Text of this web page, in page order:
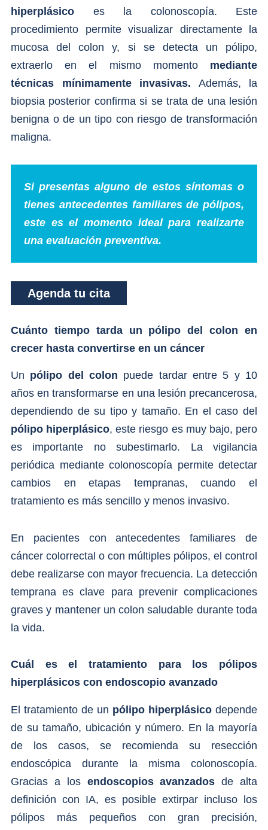
hiperplásico es la colonoscopía. Este
procedimiento permite visualizar directamente la
mucosa del colon y, si se detecta un pólipo,
extraerlo en el mismo momento mediante
técnicas mínimamente invasivas. Además, la
biopsia posterior confirma si se trata de una lesión
benigna o de un tipo con riesgo de transformación
maligna.
Si presentas alguno de estos síntomas o
tienes antecedentes familiares de pólipos,
este es el momento ideal para realizarte
una evaluación preventiva.
Agenda tu cita
Cuánto tiempo tarda un pólipo del colon en
crecer hasta convertirse en un cáncer
Un pólipo del colon puede tardar entre 5 y 10
años en transformarse en una lesión precancerosa,
dependiendo de su tipo y tamaño. En el caso del
pólipo hiperplásico, este riesgo es muy bajo, pero
es importante no subestimarlo. La vigilancia
periódica mediante colonoscopía permite detectar
cambios en etapas tempranas, cuando el
tratamiento es más sencillo y menos invasivo.
En pacientes con antecedentes familiares de
cáncer colorrectal o con múltiples pólipos, el control
debe realizarse con mayor frecuencia. La detección
temprana es clave para prevenir complicaciones
graves y mantener un colon saludable durante toda
la vida.
Cuál es el tratamiento para los pólipos
hiperplásicos con endoscopio avanzado
El tratamiento de un pólipo hiperplásico depende
de su tamaño, ubicación y número. En la mayoría
de los casos, se recomienda su resección
endoscópica durante la misma colonoscopía.
Gracias a los endoscopios avanzados de alta
definición con IA, es posible extirpar incluso los
pólipos más pequeños con gran precisión,